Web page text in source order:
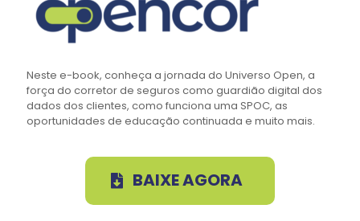
Neste e-book, conheça a jornada do Universo Open, a
força do corretor de seguros como guardião digital dos
dados dos clientes, como funciona uma SPOC, as
oportunidades de educação continuada e muito mais.
BAIXE AGORA